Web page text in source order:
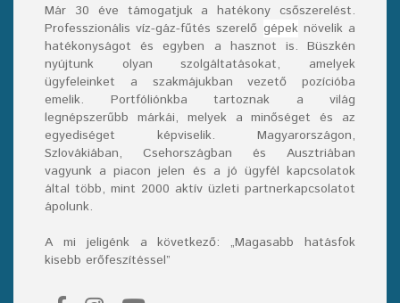
Már 30 éve támogatjuk a hatékony csőszerelést.
Professzionális víz-gáz-fűtés szerelő gépeknövelik a
hatékonyságot és egyben a hasznot is. Büszkén
nyújtunk olyan szolgáltatásokat, amelyek
ügyfeleinket a szakmájukban vezető pozícióba
emelik. Portfóliónkba tartoznak a világ
legnépszerűbb márkái, melyek a minőséget és az
egyediséget képviselik. Magyarországon,
Szlovákiában, Csehországban és Ausztriában
vagyunk a piacon jelen és a jó ügyfél kapcsolatok
által több, mint 2000 aktív üzleti partnerkapcsolatot
ápolunk.
A mi jeligénk a következő: „Magasabb hatásfok
kisebb erőfeszítéssel”